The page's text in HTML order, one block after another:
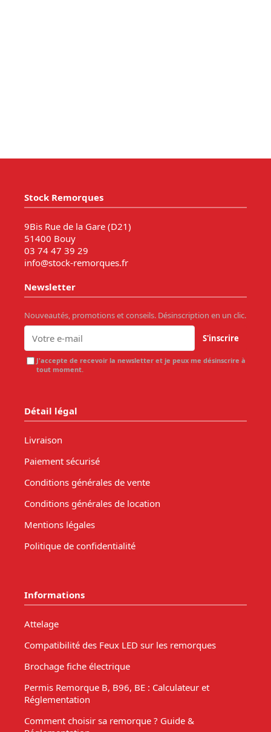
Stock Remorques
9Bis Rue de la Gare (D21)
51400 Bouy
03 74 47 39 29
info@stock-remorques.fr
Newsletter
Nouveautés, promotions et conseils. Désinscription en un clic.
S'inscrire
J'accepte de recevoir la newsletter et je peux me désinscrire à
tout moment.
Détail légal
Livraison
Paiement sécurisé
Conditions générales de vente
Conditions générales de location
Mentions légales
Politique de confidentialité
Informations
Attelage
Compatibilité des Feux LED sur les remorques
Brochage fiche électrique
Permis Remorque B, B96, BE : Calculateur et
Réglementation
Comment choisir sa remorque ? Guide &